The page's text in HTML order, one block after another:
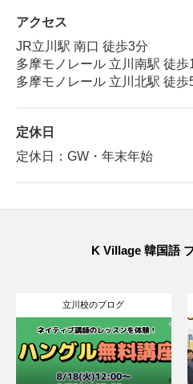
アクセス
JR立川駅 南口 徒歩3分
多摩モノレール 立川南駅 徒歩
多摩モノレール 立川北駅 徒歩
定休日
定休日：GW・年末年始
K Village 韓国語
立川校のブログ